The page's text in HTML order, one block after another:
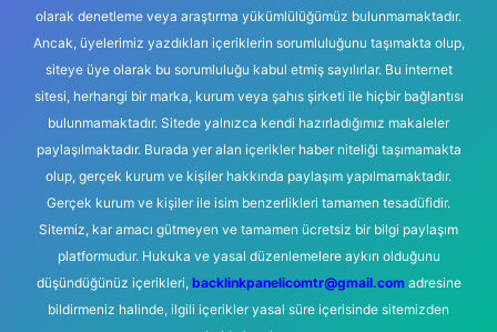
olarak denetleme veya araştırma yükümlülüğümüz bulunmamaktadır.
Ancak, üyelerimiz yazdıkları içeriklerin sorumluluğunu taşımakta olup,
siteye üye olarak bu sorumluluğu kabul etmiş sayılırlar. Bu internet
sitesi, herhangi bir marka, kurum veya şahıs şirketi ile hiçbir bağlantısı
bulunmamaktadır. Sitede yalnızca kendi hazırladığımız makaleler
paylaşılmaktadır. Burada yer alan içerikler haber niteliği taşımamakta
olup, gerçek kurum ve kişiler hakkında paylaşım yapılmamaktadır.
Gerçek kurum ve kişiler ile isim benzerlikleri tamamen tesadüfidir.
Sitemiz, kar amacı gütmeyen ve tamamen ücretsiz bir bilgi paylaşım
platformudur. Hukuka ve yasal düzenlemelere aykırı olduğunu
düşündüğünüz içerikleri, backlinkpanelicomtr@gmail.comadresine
bildirmeniz halinde, ilgili içerikler yasal süre içerisinde sitemizden